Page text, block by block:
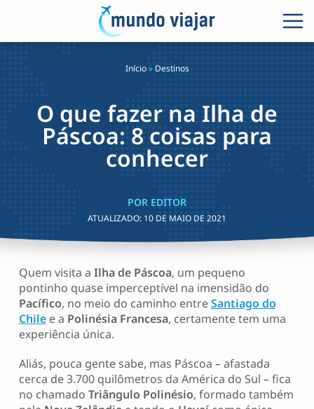
Início» Destinos
O que fazer na Ilha de
Páscoa: 8 coisas para
conhecer
POR EDITOR
ATUALIZADO: 10 DE MAIO DE 2021
Quem visita a Ilha de Páscoa, um pequeno
pontinho quase imperceptível na imensidão do
Pacífico, no meio do caminho entreSantiago do
Chilee a Polinésia Francesa, certamente tem uma
experiência única.
Aliás, pouca gente sabe, mas Páscoa – afastada
cerca de 3.700 quilômetros da América do Sul – fica
no chamado Triângulo Polinésio, formado também